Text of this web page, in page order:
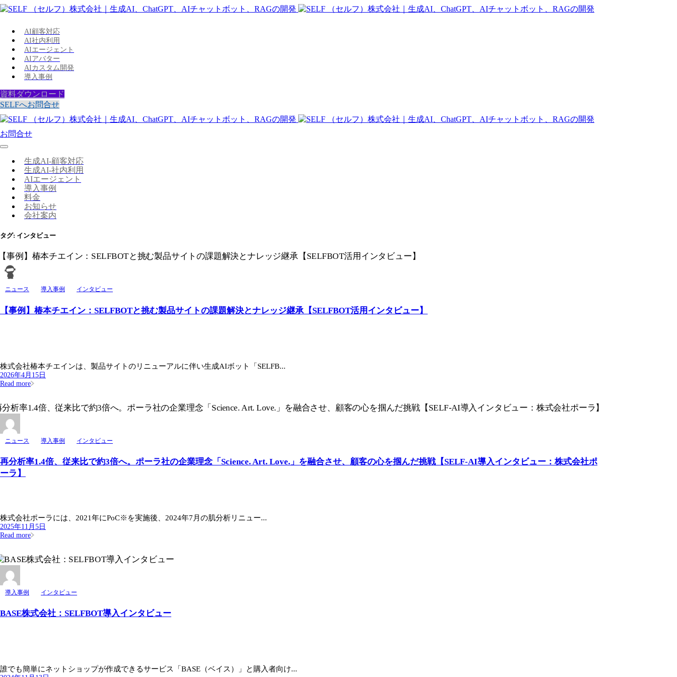
AI顧客対応
AI社内利用
AIエージェント
AIアバター
AIカスタム開発
導入事例
資料ダウンロード
SELFへお問合せ
お問合せ
生成AI-顧客対応
生成AI-社内利用
AIエージェント
導入事例
料金
お知らせ
会社案内
タグ: インタビュー
ニュース 導入事例 インタビュー
【事例】椿本チエイン：SELFBOTと挑む製品サイトの課題解決とナレッジ継承【SELFBOT活用インタビュー】
株式会社椿本チエインは、製品サイトのリニューアルに伴い生成AIボット「SELFB...
2026年4月15日
Read more
ニュース 導入事例 インタビュー
再分析率1.4倍、従来比で約3倍へ。ポーラ社の企業理念「Science. Art. Love.」を融合させ、顧客の心を掴んだ挑戦【SELF-AI導入インタビュー：株式会社ポ
ーラ】
株式会社ポーラには、2021年にPoC※を実施後、2024年7月の肌分析リニュー...
2025年11月5日
Read more
導入事例 インタビュー
BASE株式会社：SELFBOT導入インタビュー
誰でも簡単にネットショップが作成できるサービス「BASE（ベイス）」と購入者向け...